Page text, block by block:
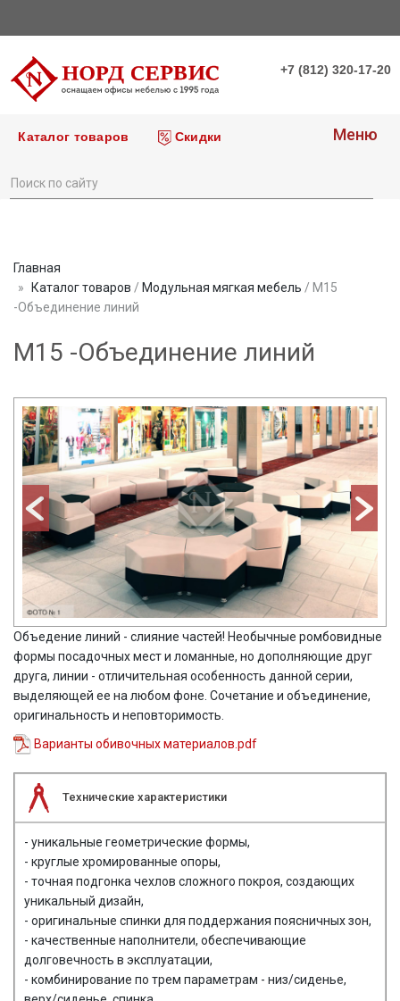
+7 (812) 320-17-20
Каталог товаров Скидки Меню
Главная
Каталог товаров / Модульная мягкая мебель / М15
-Объединение линий
М15 -Объединение линий
prev next
Объедение линий - слияние частей! Необычные ромбовидные
формы посадочных мест и ломанные, но дополняющие друг
друга, линии - отличительная особенность данной серии,
выделяющей ее на любом фоне. Сочетание и объединение,
оригинальность и неповторимость.
Варианты обивочных материалов.pdf
Технические характеристики
- уникальные геометрические формы,
- круглые хромированные опоры,
- точная подгонка чехлов сложного покроя, создающих
уникальный дизайн,
- оригинальные спинки для поддержания поясничных зон,
- качественные наполнители, обеспечивающие
долговечность в эксплуатации,
- комбинирование по трем параметрам - низ/сиденье,